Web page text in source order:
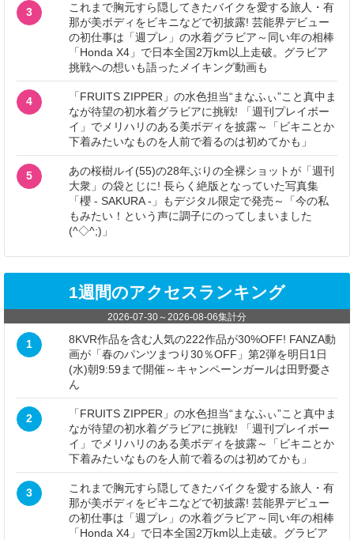
3
これまで胸元すら隠してきたバイクを愛する旅人・有
那が美ボディをビキニなどで初披露! 芸能界デビュー
の初仕事は「週プレ」の水着グラビア～同い年の相棒
「Honda X4」で日本全国2万km以上走破。グラビア
挑戦への想いも語ったメイキング動画も
4
「FRUITS ZIPPER」の水色担当“まなふぃ”こと真中ま
なが待望の初水着グラビアに挑戦! 「週刊プレイボー
イ」でメリハリのある美ボディを披露～「ビキニとか
下着みたいなものを人前で着るのは初めてかも」
5
あの桜樹ルイ(55)の28年ぶりの全裸ショットが「週刊
大衆」の袋とじに! 長らく絶版となっていた写真集
「櫻 - SAKURA -」もデジタル限定で発売～「今の私
もみたい！という声に調子にのってしまいました
(^◇^;)」
1週間のアクセスランキング
2026-07-30～2026-08-06集計分
1
8KVR作品を含む人気の222作品が30%OFF! FANZA動
画が「春のパンツまつり30％OFF」第2弾を明日1日
(水)朝9:59まで開催～キャンペーンガールは田野憂さ
ん
2
「FRUITS ZIPPER」の水色担当“まなふぃ”こと真中ま
なが待望の初水着グラビアに挑戦! 「週刊プレイボー
イ」でメリハリのある美ボディを披露～「ビキニとか
下着みたいなものを人前で着るのは初めてかも」
3
これまで胸元すら隠してきたバイクを愛する旅人・有
那が美ボディをビキニなどで初披露! 芸能界デビュー
の初仕事は「週プレ」の水着グラビア～同い年の相棒
「Honda X4」で日本全国2万km以上走破。グラビア